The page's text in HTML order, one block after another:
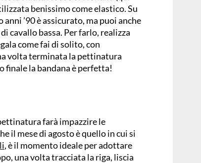
benissimo come elastico. Su
anni ’90 è assicurato, ma puoi anche
cavallo bassa. Per farlo, realizza
come fai di solito, con
volta terminata la pettinatura
finale la bandana è perfetta!
farà impazzire le
il mese di agosto è quello in cui si
, è il momento ideale per adottare
una volta tracciata la riga, liscia